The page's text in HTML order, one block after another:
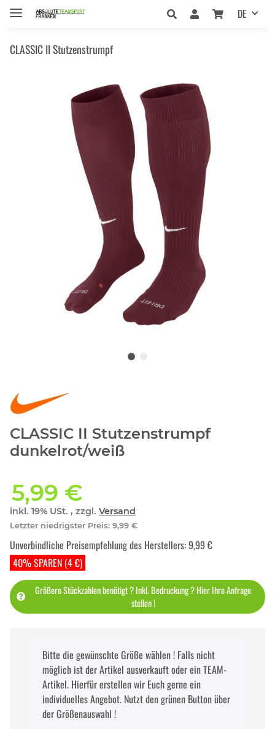
DE
CLASSIC II Stutzenstrumpf
CLASSIC II Stutzenstrumpf
dunkelrot/weiß
5,99 €
inkl. 19% USt. , zzgl. Versand
Letzter niedrigster Preis: 9,99 €
40% SPAREN (4 €)
Unverbindliche Preisempfehlung des Herstellers:9,99 €
Größere Stückzahlen benötigt ? Inkl. Bedruckung ? Hier Ihre Anfrage
stellen !
xBitte die gewünschte Größe wählen ! Falls nicht
möglich ist der Artikel ausverkauft oder ein TEAM-
Artikel. Hierfür erstellen wir Euch gerne ein
individuelles Angebot. Nutzt den grünen Button über
der Größenauswahl !